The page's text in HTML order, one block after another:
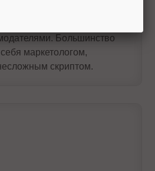
Большинство
маркетологом,
скриптом.